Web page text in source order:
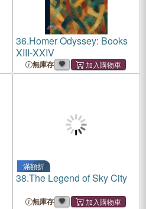
36.Homer Odyssey: Books
XIII-XXIV
無庫存
滿額折
38.The Legend of Sky City
無庫存